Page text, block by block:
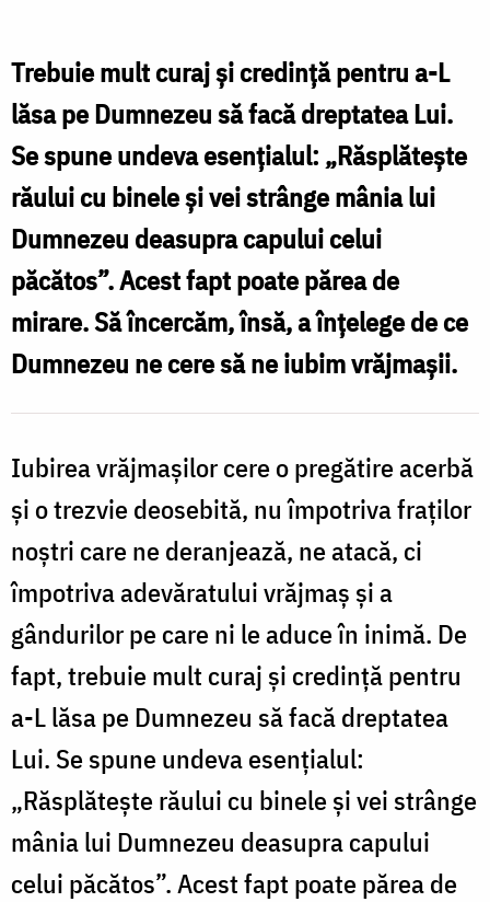
creștinul
să-
și
iubească
Foto:
Crina
Zamfirescu
Trebuie mult curaj şi credinţă pentru a-L
lăsa pe Dumnezeu să facă dreptatea Lui.
Se spune undeva esenţialul: „Răsplăteşte
răului cu binele şi vei strânge mânia lui
Dumnezeu deasupra capului celui
păcătos”. Acest fapt poate părea de
mirare. Să încercăm, însă, a înţelege de ce
Dumnezeu ne cere să ne iubim vrăjmaşii.
Iubirea vrăjmaşilor cere o pregătire acerbă
şi o trezvie deosebită, nu împotriva fraţilor
noştri care ne deranjează, ne atacă, ci
împotriva adevăratului vrăjmaş şi a
gândurilor pe care ni le aduce în inimă. De
fapt, trebuie mult curaj şi credinţă pentru
a-L lăsa pe Dumnezeu să facă dreptatea
Lui. Se spune undeva esenţialul:
„Răsplăteşte răului cu binele şi vei strânge
mânia lui Dumnezeu deasupra capului
celui păcătos”. Acest fapt poate părea de